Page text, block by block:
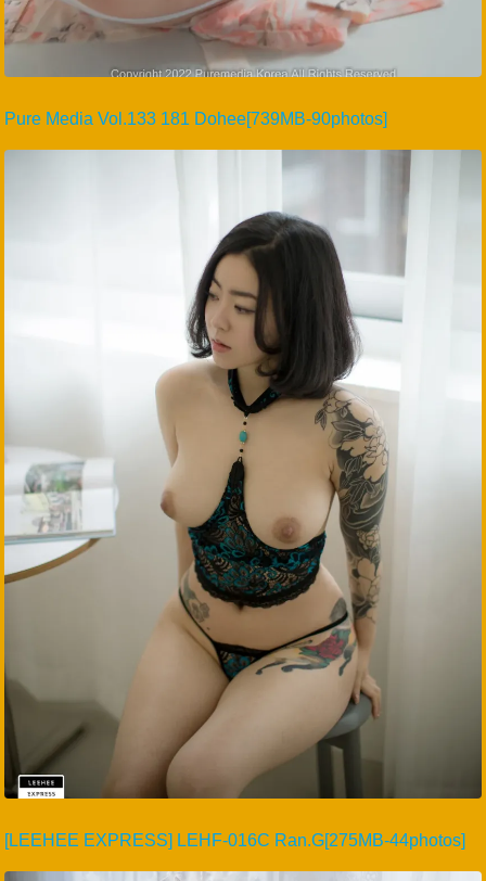
Pure Media Vol.133 181 Dohee[739MB-90photos]
[LEEHEE EXPRESS] LEHF-016C Ran.G[275MB-44photos]